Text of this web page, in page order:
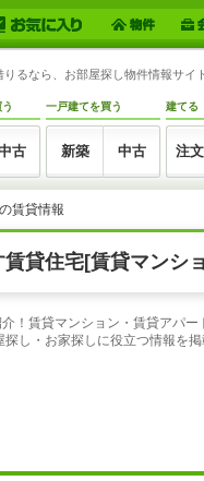
るなら、お部屋探し物件情報サイ
古
一戸建てを買う
新築 中古
建てる
注
賃貸情報
貸住宅[賃貸マンシ
！賃貸マンション・賃貸アパ
し・お家探しに役立つ情報を